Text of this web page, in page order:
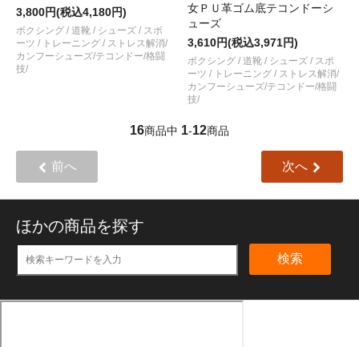
3,800円(税込4,180円)
ボクシング / 道靴 / シューズ / スポ
ーツ / トレーニング / ストレス解消/
カンフーシューズ/テコンドー/格闘
技/
女ＰＵ革ゴム底テコンドーシ
ューズ
3,610円(税込3,971円)
ボクシング / 道靴 / シューズ / スポ
ーツ / トレーニング / ストレス解消/
カンフーシューズ/テコンドー/格闘
技/
16商品中 1-12商品
前へ 次へ
ほかの商品を探す
検索